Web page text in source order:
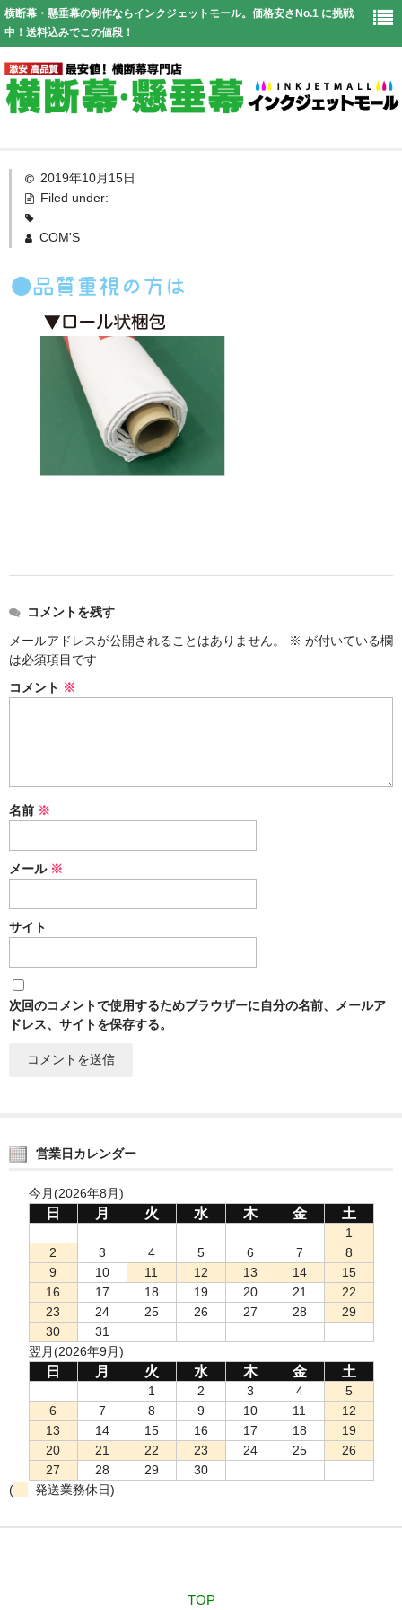
横断幕・懸垂幕の制作ならインクジェットモール。価格安さNo.1 に挑戦
中！送料込みでこの値段！
Top
幕仕様
お見積り
送料
よくある質問
2019年10月15日
Filed under:
COM'S
コメントを残す
メールアドレスが公開されることはありません。
※ が付いている欄
は必須項目です
コメント ※
名前 ※
メール ※
サイト
次回のコメントで使用するためブラウザーに自分の名前、メールア
ドレス、サイトを保存する。
営業日カレンダー
今月(2026年8月)
日 月 火 水 木 金 土
1
2
3 4 5 6 7
8
9
10 11 12 13 14
15
16
17 18 19 20 21
22
23
24 25 26 27 28
29
30
31
翌月(2026年9月)
日 月 火 水 木 金 土
1 2 3 4
5
6
7 8 9 10 11
12
13
14 15 16 17 18
19
20
21 22 23 24 25
26
27
28 29
30
(
発送業務休日)
TOP